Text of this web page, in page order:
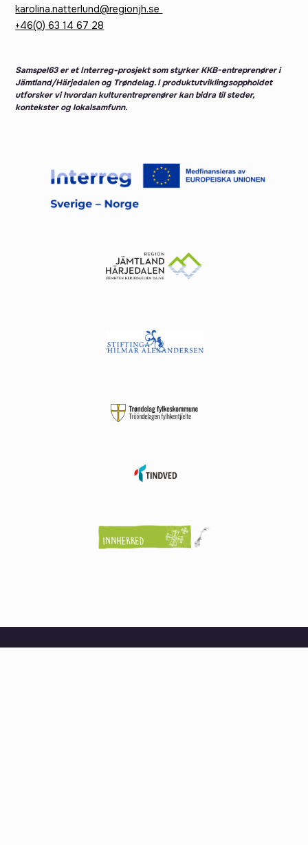
karolina.natterlund@regionjh.se
+46(0) 63 14 67 28
Samspel63 er et Interreg-prosjekt som styrker KKB-entreprenører i
Jämtland/Härjedalen og Trøndelag. I produktutviklingsoppholdet
utforsker vi hvordan kulturentreprenører kan bidra til steder,
kontekster og lokalsamfunn.